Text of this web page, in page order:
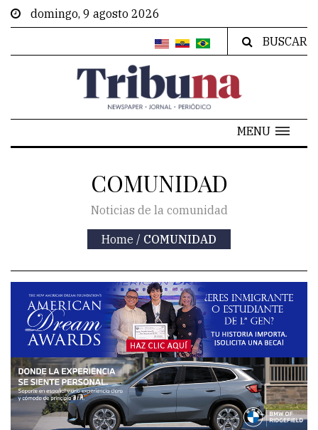
domingo, 9 agosto 2026
BUSCAR
MENU
COMUNIDAD
Noticias de la comunidad
Home / COMUNIDAD